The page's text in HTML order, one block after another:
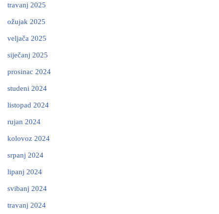
travanj 2025
ožujak 2025
veljača 2025
siječanj 2025
prosinac 2024
studeni 2024
listopad 2024
rujan 2024
kolovoz 2024
srpanj 2024
lipanj 2024
svibanj 2024
travanj 2024